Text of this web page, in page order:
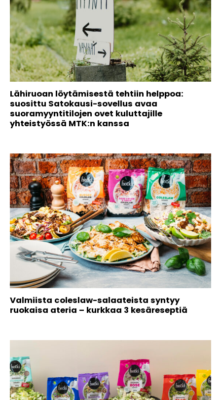
Lähiruoan löytämisestä tehtiin helppoa:
suosittu Satokausi-sovellus avaa
suoramyyntitilojen ovet kuluttajille
yhteistyössä MTK:n kanssa
Valmiista coleslaw-salaateista syntyy
ruokaisa ateria – kurkkaa 3 kesäreseptiä